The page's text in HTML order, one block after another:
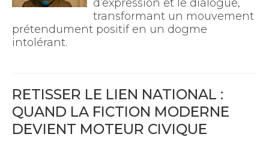
d’expression et le dialogue,
transformant un mouvement
prétendument positif en un dogme
intolérant.
RETISSER LE LIEN NATIONAL :
QUAND LA FICTION MODERNE
DEVIENT MOTEUR CIVIQUE